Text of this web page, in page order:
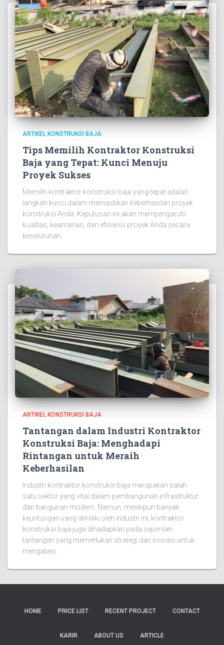
ARTIKEL KONSTRUKSI BAJA
Tips Memilih Kontraktor Konstruksi
Baja yang Tepat: Kunci Menuju
Proyek Sukses
Memilih kontraktor konstruksi baja yang tepat adalah
langkah kunci dalam memastikan keberhasilan proyek
konstruksi Anda. Keputusan ini akan mempengaruhi
kualitas, keamanan, dan efisiensi proyek Anda secara
keseluruhan.
ARTIKEL KONSTRUKSI BAJA
Tantangan dalam Industri Kontraktor
Konstruksi Baja: Menghadapi
Rintangan untuk Meraih
Keberhasilan
Industri kontraktor konstruksi baja merupakan salah
satu sektor yang vital dalam pembangunan infrastruktur
dan bangunan modern. Namun, meskipun banyak
keuntungan yang dimiliki oleh industri ini, kontraktor
konstruksi baja juga dihadapkan pada sejumlah
tantangan yang memerlukan strategi dan inovasi untuk
mengatasi.
HOME PRICE LIST RECENT PROJECT CONTACT
KARIR ABOUT US ARTICLE